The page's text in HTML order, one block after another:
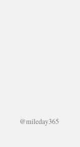
@mileday365